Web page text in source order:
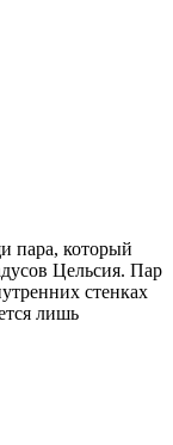
пара, который
Цельсия. Пар
стенках
лишь